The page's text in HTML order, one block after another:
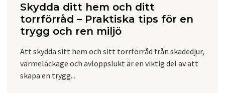
Skydda ditt hem och ditt
torrförråd – Praktiska tips för en
trygg och ren miljö
Att skydda sitt hem och sitt torrförråd från skadedjur,
värmeläckage och avloppslukt är en viktig del av att
skapa en trygg...